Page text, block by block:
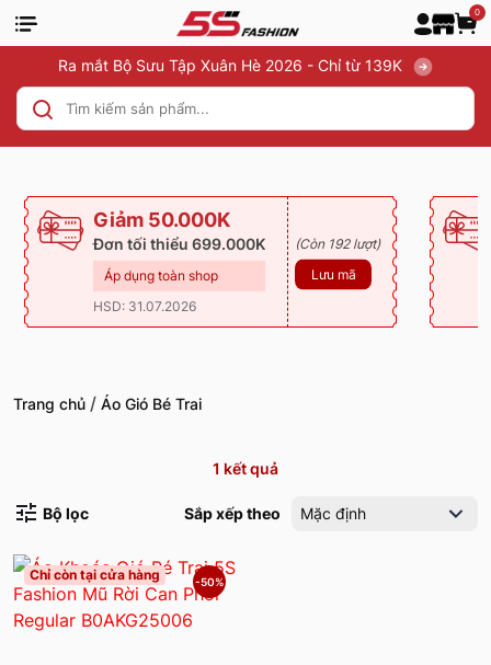
0
Ra mắt Bộ Sưu Tập Xuân Hè 2026 - Chỉ từ 139K
Giảm 50.000K
Đơn tối thiểu 699.000K
Áp dụng toàn shop
HSD: 31.07.2026
(Còn 192 lượt)
Lưu mã
Trang chủ / Áo Gió Bé Trai
1 kết quả
Bộ lọc Sắp xếp theo Mặc định
Chỉ còn tại cửa hàng -50%